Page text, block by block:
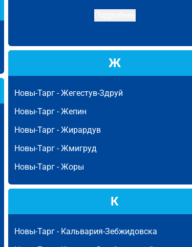
Ж
Новы-Тарг -Жегестув-Здруй
Новы-Тарг -Жепин
Новы-Тарг -Жирардув
Новы-Тарг -Жмигруд
Новы-Тарг -Жоры
К
Новы-Тарг - Кальвария-Зебжидовска